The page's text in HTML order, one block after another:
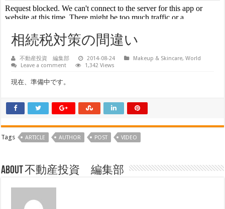
相続税対策の間違い
不動産投資 編集部 2014-08-24 Makeup & Skincare,World
Leave a comment
1,342 Views
現在、準備中です。
Tags ARTICLE AUTHOR POST VIDEO
About 不動産投資 編集部